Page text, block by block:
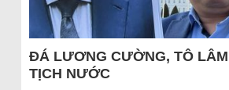
ĐÁ LƯƠNG CƯỜNG, TÔ
TỊCH NƯỚC